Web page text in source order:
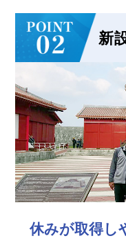
新
休みが取得し